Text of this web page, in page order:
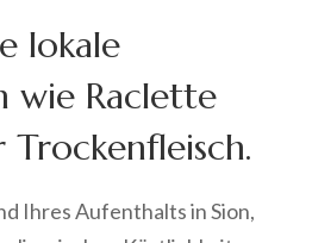
lokale
wie Raclette
Trockenfleisch.
Ihres Aufenthalts in Sion,